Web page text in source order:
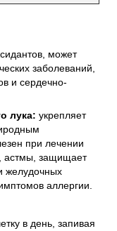
может
заболеваний,
и сердечно-
лука: укрепляет
при лечении
астмы, защищает
желудочных
аллергии.
в день, запивая